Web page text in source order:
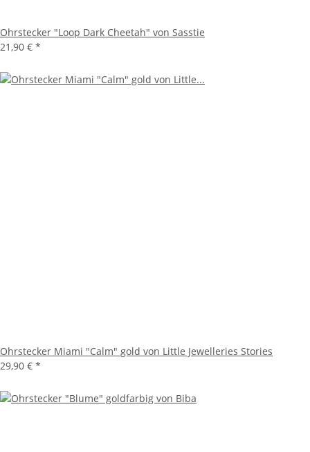
Ohrstecker "Loop Dark Cheetah" von Sasstie
21,90 € *
Ohrstecker Miami "Calm" gold von Little Jewelleries Stories
29,90 € *